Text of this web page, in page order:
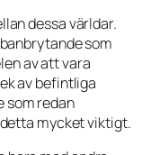
dessa världar.
som
av att vara
av befintliga
som redan
mycket viktigt.